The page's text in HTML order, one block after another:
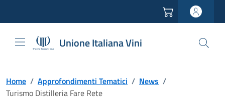
Unione Italiana Vini
Home / Approfondimenti Tematici / News /
Turismo Distilleria Fare Rete